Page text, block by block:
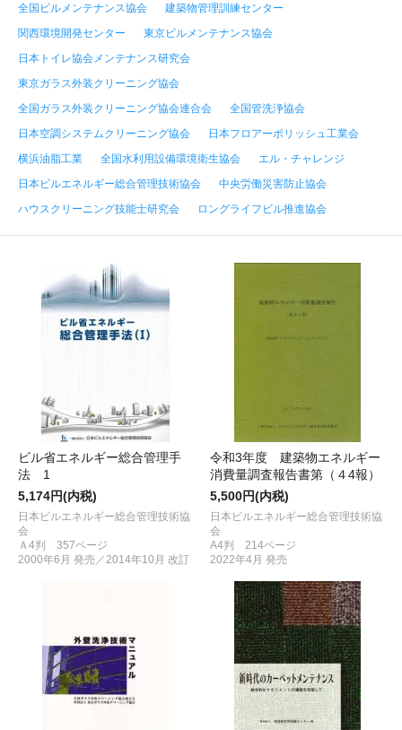
全国ビルメンテナンス協会
建築物管理訓練センター
関西環境開発センター
東京ビルメンテナンス協会
日本トイレ協会メンテナンス研究会
東京ガラス外装クリーニング協会
全国ガラス外装クリーニング協会連合会
全国管洗浄協会
日本空調システムクリーニング協会
日本フロアーポリッシュ工業会
横浜油脂工業
全国水利用設備環境衛生協会
エル・チャレンジ
日本ビルエネルギー総合管理技術協会
中央労働災害防止協会
ハウスクリーニング技能士研究会
ロングライフビル推進協会
ビル省エネルギー総合管理手
法 1
5,174円(内税)
日本ビルエネルギー総合管理技術協
会
Ａ4判 357ページ
2000年6月 発売／2014年10月 改訂
令和3年度 建築物エネルギー
消費量調査報告書第（４4報）
5,500円(内税)
日本ビルエネルギー総合管理技術協
会
A4判 214ページ
2022年4月 発売